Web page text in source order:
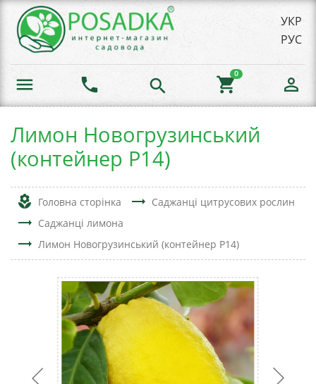
УКР
РУС
menu phone search shopping_cart
0
person_outline
Лимон Новогрузинський
(контейнер Р14)
local_florist Головна сторінка trending_flat Саджанці цитрусових рослин
trending_flat Саджанці лимона
trending_flat Лимон Новогрузинський (контейнер Р14)